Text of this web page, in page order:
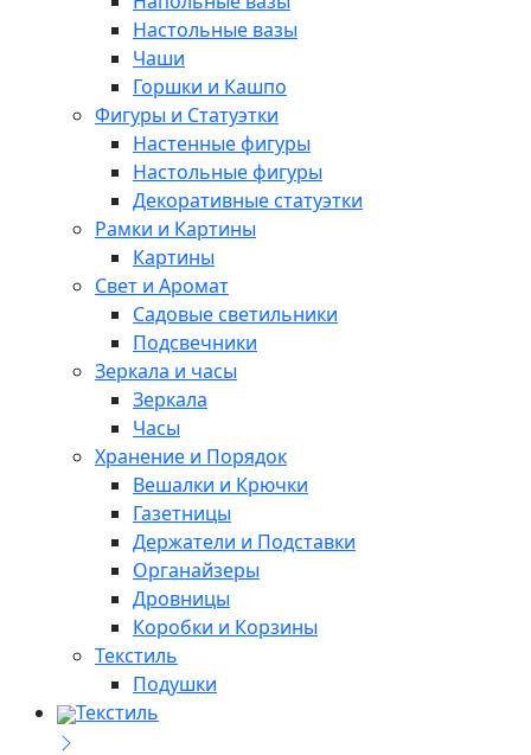
Настольные вазы
Чаши
Горшки и Кашпо
Фигуры и Статуэтки
Настенные фигуры
Настольные фигуры
Декоративные статуэтки
Рамки и Картины
Картины
Свет и Аромат
Садовые светильники
Подсвечники
Зеркала и часы
Зеркала
Часы
Хранение и Порядок
Вешалки и Крючки
Газетницы
Держатели и Подставки
Органайзеры
Дровницы
Коробки и Корзины
Текстиль
Подушки
Текстиль